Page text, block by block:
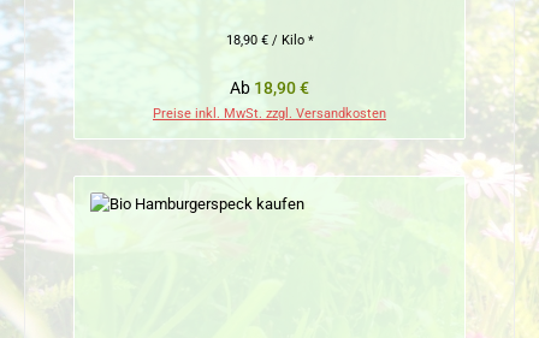
18,90 € / Kilo *
Regulärer Preis:
Ab 18,90 €
Preise inkl. MwSt. zzgl. Versandkosten